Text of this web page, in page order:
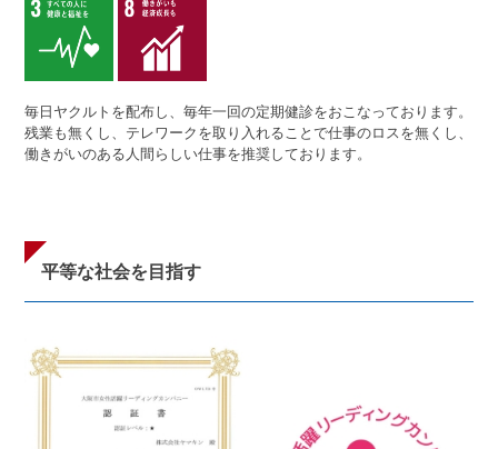
毎日ヤクルトを配布し、毎年一回の定期健診をおこなっております。
残業も無くし、テレワークを取り入れることで仕事のロスを無くし、
働きがいのある人間らしい仕事を推奨しております。
平等な社会を目指す